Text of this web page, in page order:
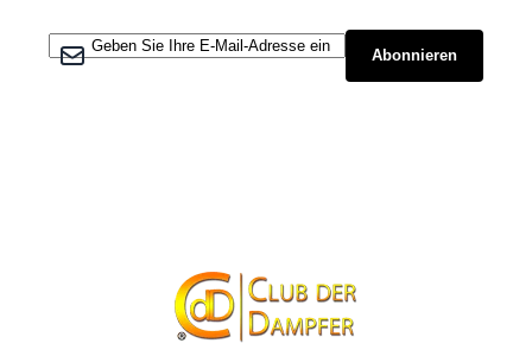
Melden Sie sich für unseren Newsletter an:
Abonnieren